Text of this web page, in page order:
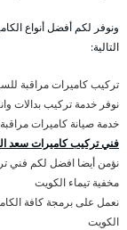
ونوفر لكم أفضل أنواع
التالية:
تركيب كاميرات مراقبة
نوفر خدمة تركيب بدالات
خدمة صيانة كاميرات
فني تركيب كاميرات سعد
نؤمن أيضا افضل لكم فني
مخفية تيماء الكويت
نعمل على برمجة كافة
الكويت